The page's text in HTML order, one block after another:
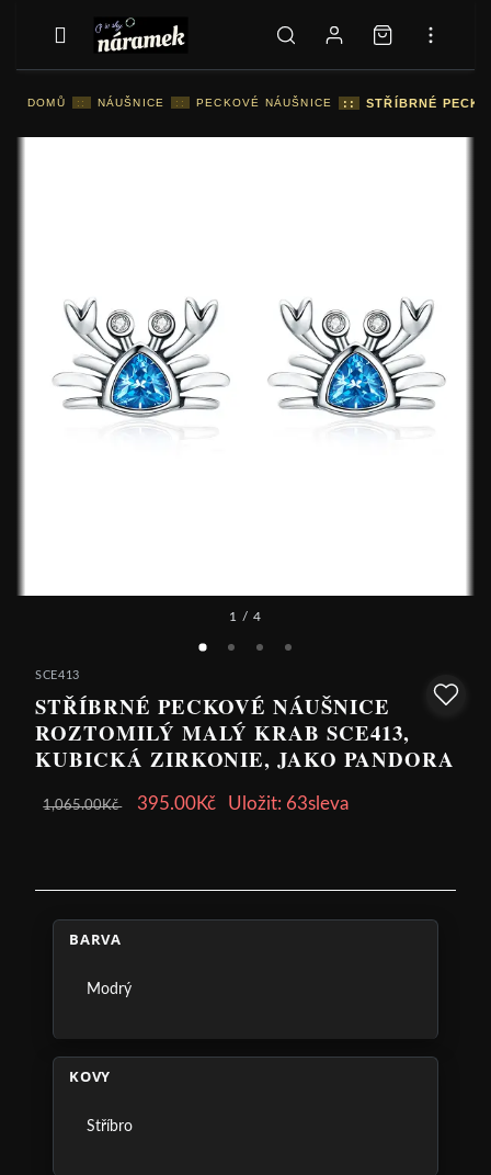
DOMŮ :: NÁUŠNICE :: PECKOVÉ NÁUŠNICE :: STŘÍBRNÉ
1 / 4
SCE413
STŘÍBRNÉ PECKOVÉ NÁUŠNICE
ROZTOMILÝ MALÝ KRAB SCE413,
KUBICKÁ ZIRKONIE, JAKO PANDORA
1,065.00Kč 395.00Kč Uložit: 63sleva
BARVA
Modrý
KOVY
Stříbro